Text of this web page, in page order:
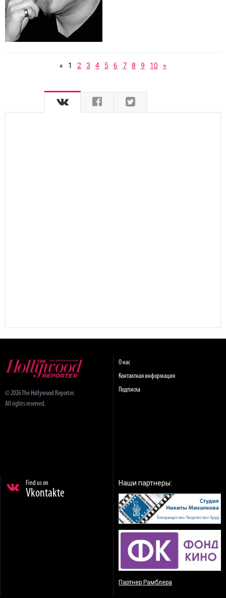
« 1 2 3 4 5 6 7 8 9 10 »
© 2026 The Hollywood Reporter.
All rights reserved.
О нас
Контактная информация
Подписка
Find us on
Vkontakte
Наши партнеры:
Партнер Рамблера